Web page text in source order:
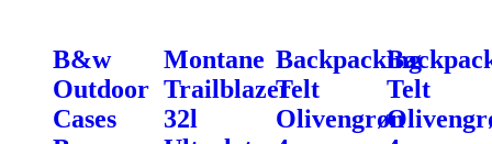
B&w
Outdoor
Cases
Montane
Trailblazer
32l
Backpacking
Telt
Olivengrøn
Telt